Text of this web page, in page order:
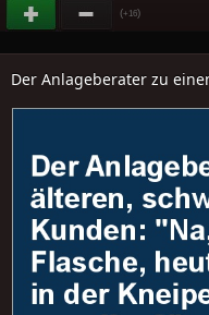
(+16)
Der Anlageberater zu